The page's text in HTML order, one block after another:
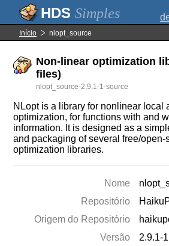
Simples
Início nlopt_source
Non-linear optimization
files)
nlopt_source-2.9.1-1-source
NLopt is a library for nonlinear local
optimization, for functions with and
information. It is designed as a
and packaging of several free/
optimization libraries.
Nome
Repositório
Origem do Repositório
Versão
2.9.1-1